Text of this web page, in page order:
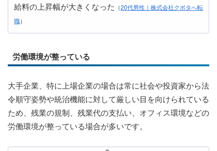
給料の上昇幅が大きくなった （20代男性｜株式会社クボタへ転
職）
労働環境が整っている
大手企業、特に上場企業の場合は常に社会や投資家から法
令順守姿勢や統治機能に対して厳しい目を向けられている
ため、残業の規制、残業代の支払い、オフィス環境などの
労働環境が整っている場合が多いです。